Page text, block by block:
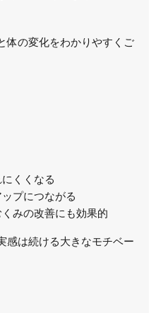
体の変化をわかりやすくご
くくなる
プにつながる
みの改善にも効果的
感は続ける大きなモチベー